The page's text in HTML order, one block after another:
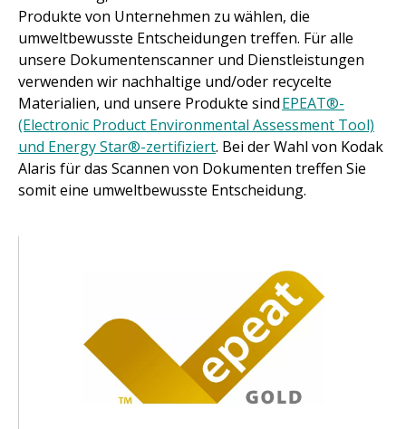
Produkte von Unternehmen zu wählen, die
umweltbewusste Entscheidungen treffen. Für alle
unsere Dokumentenscanner und Dienstleistungen
verwenden wir nachhaltige und/oder recycelte
Materialien, und unsere Produkte sindEPEAT®-
(Electronic Product Environmental Assessment Tool)
und Energy Star®-zertifiziert. Bei der Wahl von Kodak
Alaris für das Scannen von Dokumenten treffen Sie
somit eine umweltbewusste Entscheidung.